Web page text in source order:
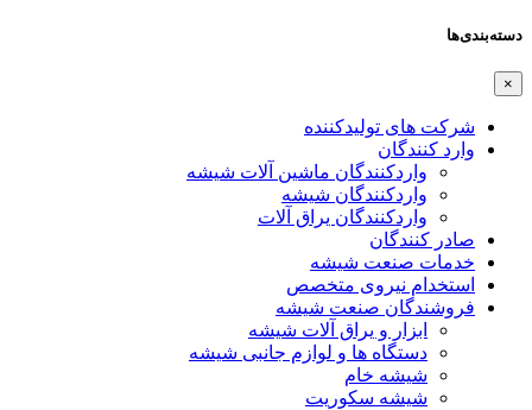
دسته‌بندی‌ها
×
شرکت های تولیدکننده
وارد کنندگان
واردکنندگان ماشین آلات شیشه
واردکنندگان شیشه
واردکنندگان یراق آلات
صادر کنندگان
خدمات صنعت شیشه
استخدام نیروی متخصص
فروشندگان صنعت شیشه
ابزار و یراق آلات شیشه
دستگاه ها و لوازم جانبی شیشه
شیشه خام
شیشه سکوریت